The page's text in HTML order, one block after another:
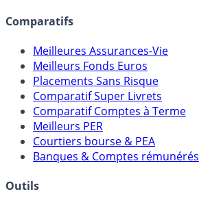
Comparatifs
Meilleures Assurances-Vie
Meilleurs Fonds Euros
Placements Sans Risque
Comparatif Super Livrets
Comparatif Comptes à Terme
Meilleurs PER
Courtiers bourse & PEA
Banques & Comptes rémunérés
Outils